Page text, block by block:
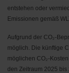
entstehen oder
Emissionen gemäß
Aufgrund der CO₂-
möglich. Die künftige
möglichen CO₂-
den Zeitraum 2025